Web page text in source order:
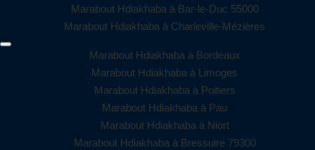
Marabout Hdiakhaba à Bar-le-Duc 55000
Marabout Hdiakhaba à Charleville-Mézières
Marabout Hdiakhaba à Bordeaux
Marabout Hdiakhaba à Limoges
Marabout Hdiakhaba à Poitiers
Marabout Hdiakhaba à Pau
Marabout Hdiakhaba à Niort
Marabout Hdiakhaba à Bressuire 79300